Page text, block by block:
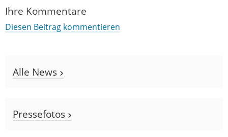
Ihre Kommentare
Diesen Beitrag kommentieren
Alle News
Pressefotos